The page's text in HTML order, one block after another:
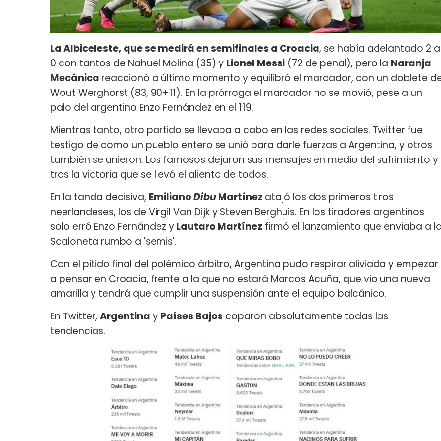
La Albiceleste, que se medirá en semifinales a Croacia, se había adelantado 2 a
0 con tantos de Nahuel Molina (35) y Lionel Messi (72 de penal), pero la Naranja
Mecánica reaccionó a último momento y equilibró el marcador, con un doblete
Wout Werghorst (83, 90+11). En la prórroga el marcador no se movió, pese a un
palo del argentino Enzo Fernández en el 119.
Mientras tanto, otro partido se llevaba a cabo en las redes sociales. Twitter fue
testigo de como un pueblo entero se unió para darle fuerzas a Argentina, y otros
también se unieron. Los famosos dejaron sus mensajes en medio del sufrimiento y
tras la victoria que se llevó el aliento de todos.
En la tanda decisiva, EmilianoDibuMartínez atajó los dos primeros tiros
neerlandeses, los de Virgil Van Dijk y Steven Berghuis. En los tiradores argentinos
solo erró Enzo Fernández yLautaro Martínez firmó el lanzamiento que enviaba a
Scaloneta rumbo a 'semis'.
Con el pitido final del polémico árbitro, Argentina pudo respirar aliviada y empezar
a pensar en Croacia, frente a la que no estará Marcos Acuña, que vio una nueva
amarilla y tendrá que cumplir una suspensión ante el equipo balcánico.
En Twitter, Argentina y Países Bajos coparon absolutamente todas las
tendencias.